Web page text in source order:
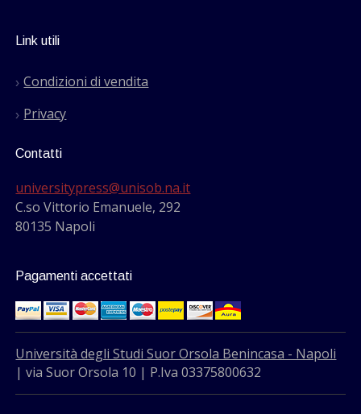
Link utili
Condizioni di vendita
Privacy
Contatti
universitypress@unisob.na.it
C.so Vittorio Emanuele, 292
80135 Napoli
Pagamenti accettati
Università degli Studi Suor Orsola Benincasa - Napoli
| via Suor Orsola 10 | P.Iva 03375800632